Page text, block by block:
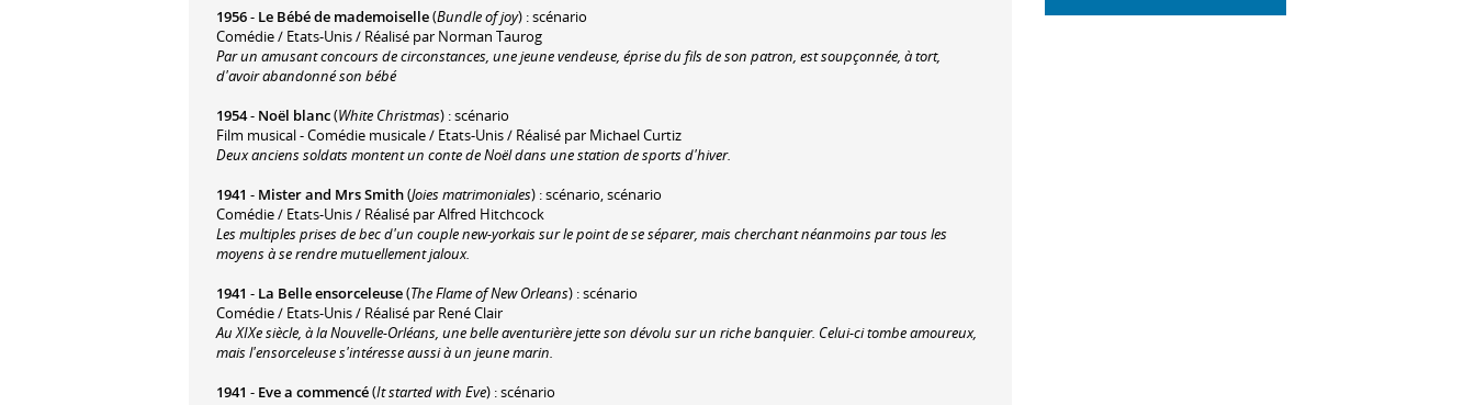
1956- Le Bébé de mademoiselle(Bundle of joy) : scénario
Comédie / Etats-Unis / Réalisé par Norman Taurog
Par un amusant concours de circonstances, une jeune vendeuse, éprise du fils de son patron, est soupçonnée, à tort,
d'avoir abandonné son bébé
1954- Noël blanc(White Christmas) : scénario
Film musical - Comédie musicale / Etats-Unis / Réalisé par Michael Curtiz
Deux anciens soldats montent un conte de Noël dans une station de sports d'hiver.
1941 - Mister and Mrs Smith(Joies matrimoniales) : scénario, scénario
Comédie / Etats-Unis / Réalisé par Alfred Hitchcock
Les multiples prises de bec d'un couple new-yorkais sur le point de se séparer, mais cherchant néanmoins par tous les
moyens à se rendre mutuellement jaloux.
1941 - La Belle ensorceleuse(The Flame of New Orleans) : scénario
Comédie / Etats-Unis / Réalisé par René Clair
Au XIXe siècle, à la Nouvelle-Orléans, une belle aventurière jette son dévolu sur un riche banquier. Celui-ci tombe amoureux,
mais l'ensorceleuse s'intéresse aussi à un jeune marin.
1941 - Eve a commencé(It started with Eve) : scénario